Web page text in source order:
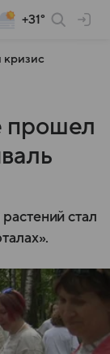
+31°
прошел
стал